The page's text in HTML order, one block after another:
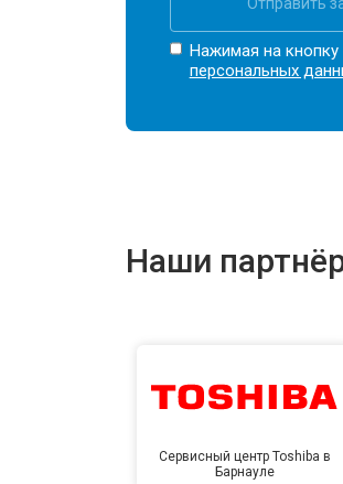
Нажимая на кнопку
персональных
Наши
Сервисный центр Toshiba в
Барнауле